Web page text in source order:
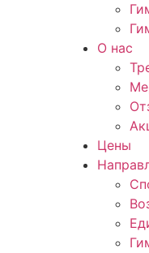
О нас
Цены